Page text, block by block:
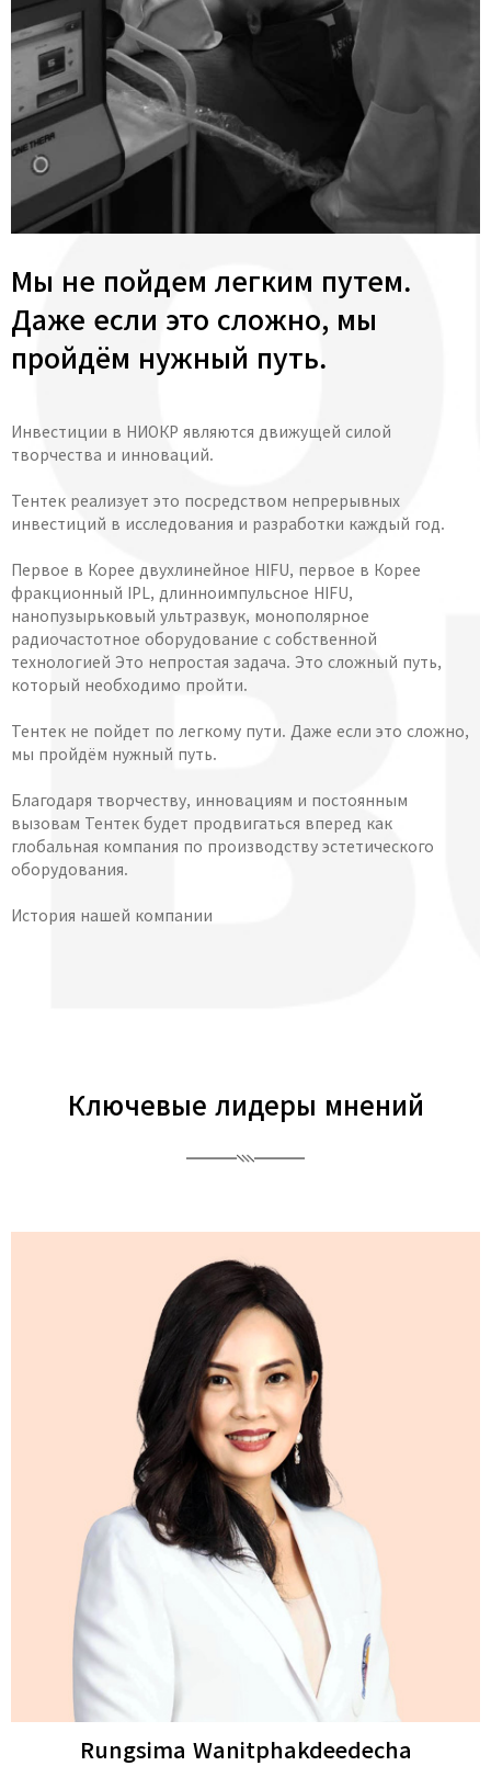
Мы не пойдем легким путем.
Даже если это сложно, мы
пройдём нужный путь.
Инвестиции в НИОКР являются движущей силой
творчества и инноваций.
Тентек реализует это посредством непрерывных
инвестиций в исследования и разработки каждый год.
Первое в Корее двухлинейное HIFU, первое в Корее
фракционный IPL, длинноимпульсное HIFU,
нанопузырьковый ультразвук, монополярное
радиочастотное оборудование с собственной
технологией Это непростая задача. Это сложный путь,
который необходимо пройти.
Тентек не пойдет по легкому пути. Даже если это сложно,
мы пройдём нужный путь.
Благодаря творчеству, инновациям и постоянным
вызовам Тентек будет продвигаться вперед как
глобальная компания по производству эстетического
оборудования.
История нашей компании
Ключевые лидеры мнений
Rungsima Wanitphakdeedecha